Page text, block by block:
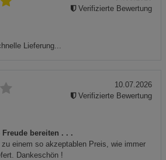
Lieferung...
Verifizierte Bewertung
bereiten . . .
einem so akzeptablen Preis, wie immer
Dankeschön !
10.07.2026
Verifizierte Bewertung